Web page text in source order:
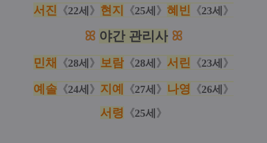
서진 《22세 》 현지 《25세 》 혜빈 《23세 》
ꕤ 야간 관리사 ꕤ
민채 《28세 》 보람 《28세 》 서린 《23세 》
예솔 《24세 》 지예 《27세 》 나영 《26세 》
서령 《25세 》